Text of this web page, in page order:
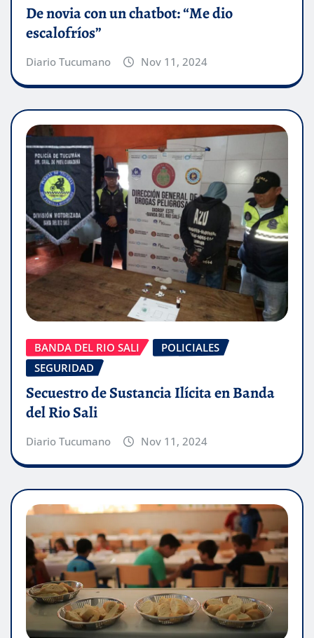
De novia con un chatbot: “Me dio
escalofríos”
Diario Tucumano Nov 11, 2024
BANDA DEL RIO SALI
POLICIALES
SEGURIDAD
Secuestro de Sustancia Ilícita en Banda
del Rio Sali
Diario Tucumano Nov 11, 2024